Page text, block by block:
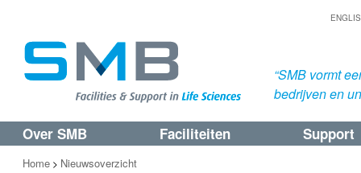
“SMB vormt
bedrijven en
Spring
naar
Spring
naar
Over SMB Faciliteiten Support
Home > Nieuwsoverzicht